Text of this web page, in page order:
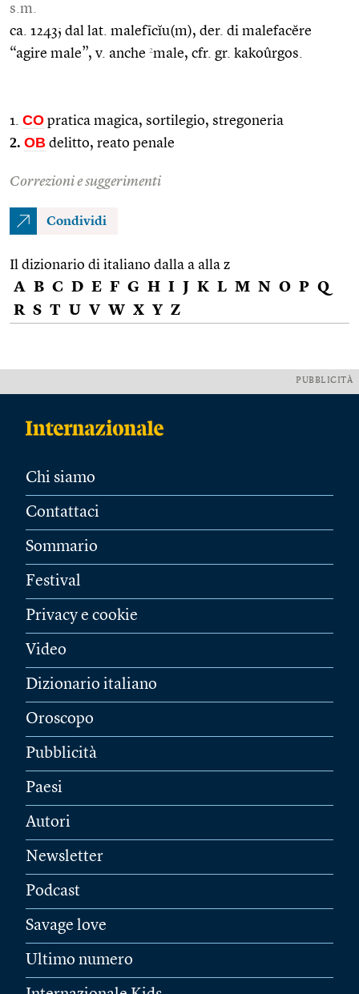
s.m.
ca. 1243; dal lat. malefīcĭu(m), der. di malefacĕre
“agire male”, v. anche 2male, cfr. gr. kakoûrgos.
1. CO pratica magica, sortilegio, stregoneria
2. OB delitto, reato penale
Correzioni e suggerimenti
Condividi
Il dizionario di italiano dalla a alla z
A B C D E F G H I J K L M N O P Q
R S T U V W X Y Z
PUBBLICITÀ
Chi siamo
Contattaci
Sommario
Festival
Privacy e cookie
Video
Dizionario italiano
Oroscopo
Pubblicità
Paesi
Autori
Newsletter
Podcast
Savage love
Ultimo numero